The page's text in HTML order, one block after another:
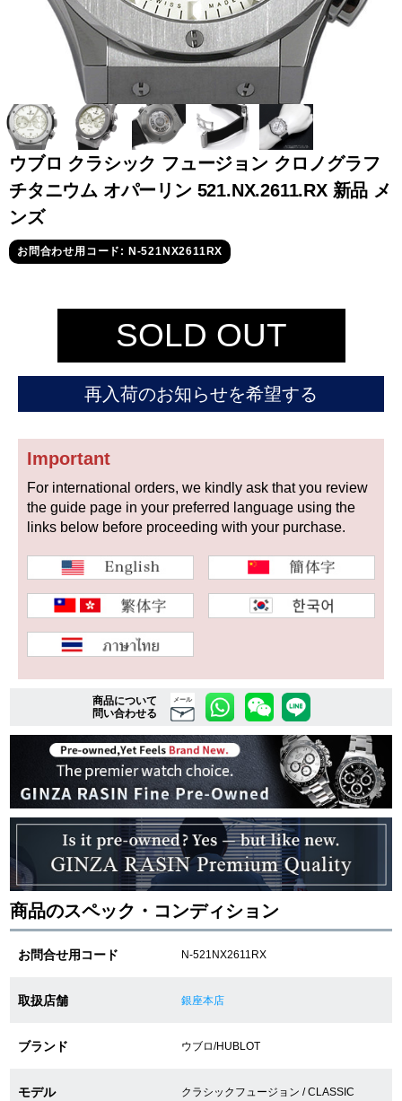
オーデマピゲ ウブロ カルティエ
グランド
IWC
ヴァシュロン
コンスタンタン
チューダー パネライ
商品の状態から探す
新品 未使用品
中古品 アンティーク品
WEB限定品 SALE
複数条件で商品を絞り込む
詳細検索はこちら
ご利用ガイド
GINZA RASINのプレミアムクオリティについて
送料・お支払方法
ショッピングローンの流れ
よくある質問
お問い合わせ
ウブロ クラシック フュージョン クロノグラフ
チタニウム オパーリン 521.NX.2611.RX 新品 メ
ンズ
お問合わせ用コード: N-521NX2611RX
SOLD OUT
再入荷のお知らせを希望する
Important
For international orders, we kindly ask that you review
the guide page in your preferred language using the
links below before proceeding with your purchase.
商品について
問い合わせる
メール
商品のスペック・コンディション
お問合せ用コード N-521NX2611RX
取扱店舗 銀座本店
ブランド ウブロ/HUBLOT
モデル
クラシックフュージョン / CLASSIC